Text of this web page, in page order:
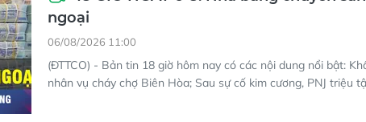
ngoại
(ĐTTCO) - Bản tin 18 giờ hôm nay có các nội dung nổi bật:
nhân vụ cháy chợ Biên Hòa; Sau sự cố kim cương, PNJ triệu